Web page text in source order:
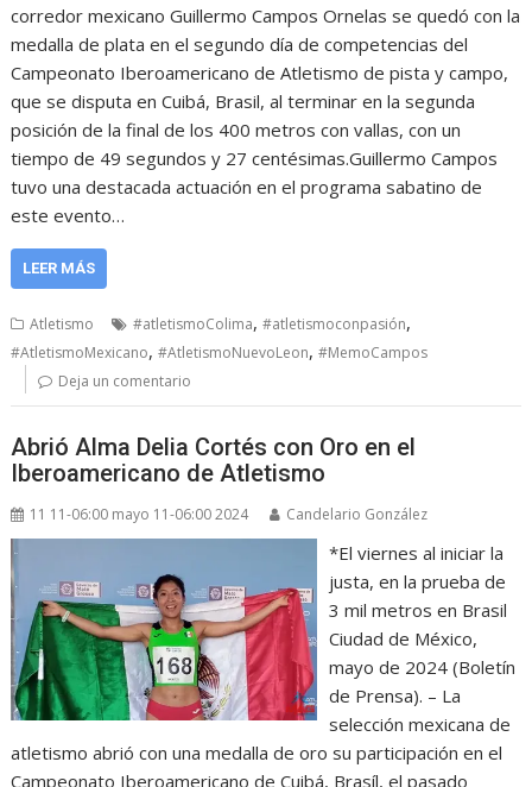
corredor mexicano Guillermo Campos Ornelas se quedó con la
medalla de plata en el segundo día de competencias del
Campeonato Iberoamericano de Atletismo de pista y campo,
que se disputa en Cuibá, Brasil, al terminar en la segunda
posición de la final de los 400 metros con vallas, con un
tiempo de 49 segundos y 27 centésimas.Guillermo Campos
tuvo una destacada actuación en el programa sabatino de
este evento…
LEER MÁS
Atletismo #atletismoColima,#atletismoconpasión,
#AtletismoMexicano,#AtletismoNuevoLeon,#MemoCampos
Deja un comentario
Abrió Alma Delia Cortés con Oro en el
Iberoamericano de Atletismo
11 11-06:00 mayo 11-06:00 2024 Candelario González
*El viernes al iniciar la
justa, en la prueba de
3 mil metros en Brasil
Ciudad de México,
mayo de 2024 (Boletín
de Prensa). – La
selección mexicana de
atletismo abrió con una medalla de oro su participación en el
Campeonato Iberoamericano de Cuibá, Brasíl, el pasado